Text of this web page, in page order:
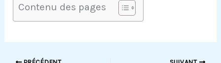
Contenu des pages